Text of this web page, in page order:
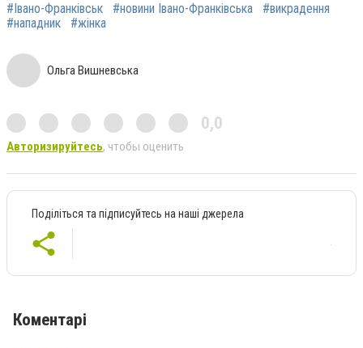
#Івано-Франківськ #новини Івано-Франківська
#викрадення
#нападник
#жінка
Ольга Вишневська
0,0
Авторизируйтесь, чтобы оценить
Поділіться та підписуйтесь на наші джерела
Коментарі